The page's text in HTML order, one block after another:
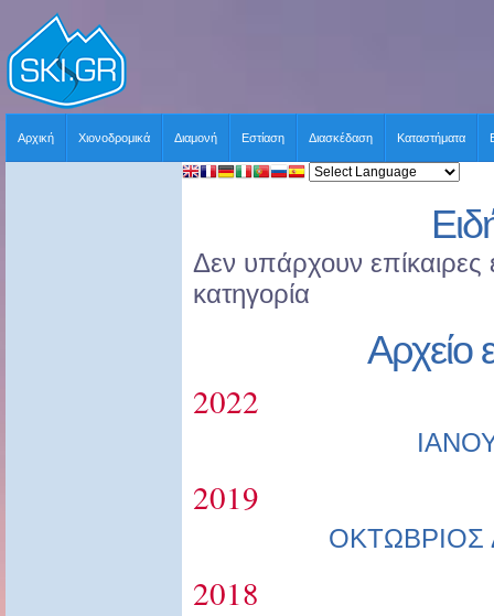
Αρχική Χιονοδρομικά Διαμονή Εστίαση Διασκέδαση Καταστήματα
Δεν υπάρχουν επίκαιρες
κατηγορία
Αρχείο
2022
2019
ΟΚΤΩΒΡΙΟΣ
2018